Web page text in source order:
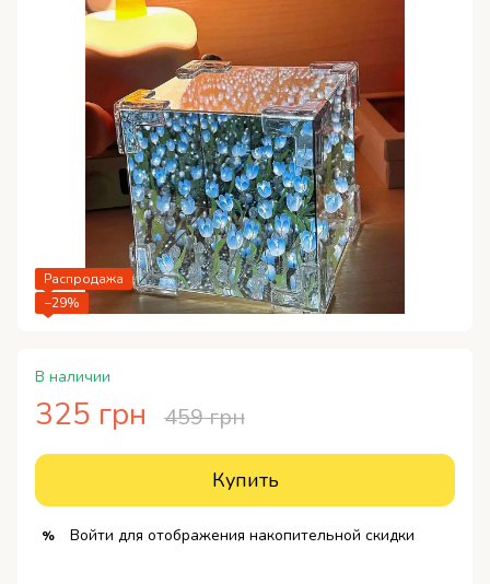
Распродажа
−29%
В наличии
325 грн 459 грн
Купить
% Войти для отображения накопительной скидки